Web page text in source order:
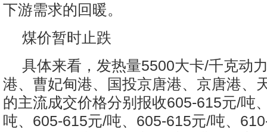
下游需求的回暖。
煤价暂时止跌
具体来看，发热量5500大卡/千克动
港、曹妃甸港、国投京唐港、京唐港、
的主流成交价格分别报收605-615元/吨
吨、605-615元/吨、605-615元/吨、